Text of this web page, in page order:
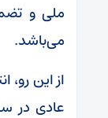
ملی و
می‌باشد.
از این
عادی در